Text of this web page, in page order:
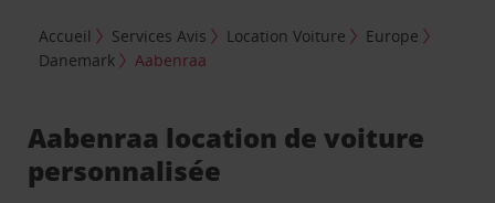
Accueil Services Avis Location Voiture
Europe
Danemark
Aabenraa
Aabenraa location de voiture
personnalisée